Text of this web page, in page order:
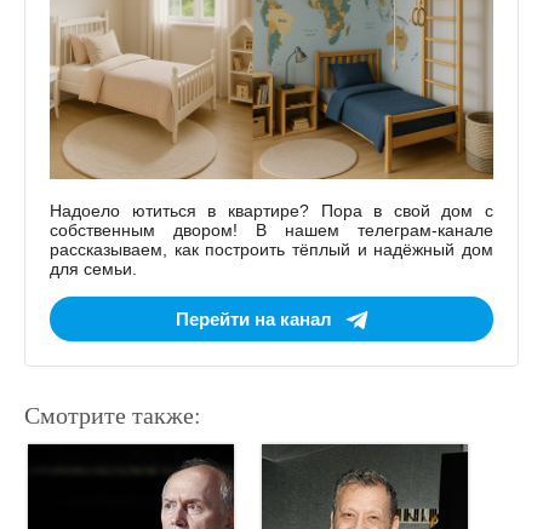
Надоело ютиться в квартире? Пора в свой дом с
собственным двором! В нашем телеграм-канале
рассказываем, как построить тёплый и надёжный дом
для семьи.
Перейти на канал
Смотрите также: